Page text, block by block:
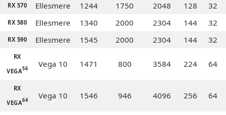
RX 570 Ellesmere 1244 1750 2048 128 32
RX 580 Ellesmere 1340 2000 2304 144 32
RX 590 Ellesmere 1545 2000 2304 144 32
RX
VEGA56 Vega 10 1471 800 3584 224 64
RX
VEGA64 Vega 10 1546 946 4096 256 64